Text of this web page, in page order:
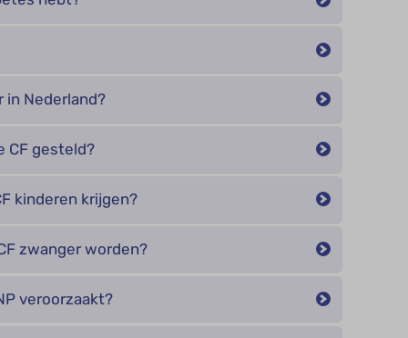
in Nederland?
CF gesteld?
kinderen krijgen?
zwanger worden?
veroorzaakt?